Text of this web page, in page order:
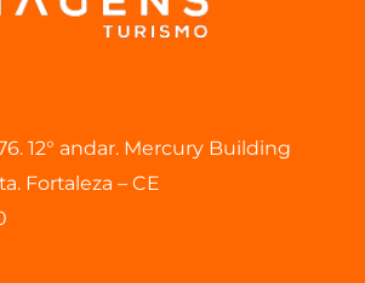
12° andar. Mercury Building
Fortaleza – CE